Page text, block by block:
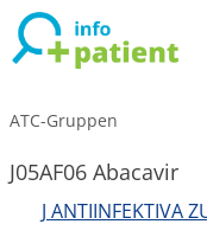
ATC-Gruppen
J05AF06 Abacavir
J ANTIINFEKTIVA